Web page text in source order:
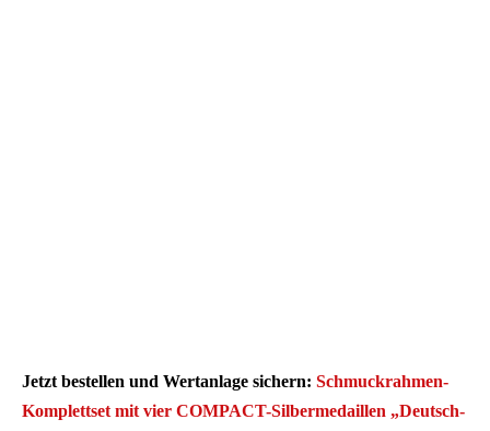
Jetzt bestellen und Wertanlage sichern: Schmuckrahmen-
Komplettset mit vier COMPACT-Silbermedaillen „Deutsch-